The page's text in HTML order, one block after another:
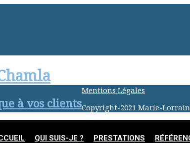
à vos clients
QUI SUIS-JE ? PRESTATIONS
Mentions Légales
Copyright-2021 Marie-